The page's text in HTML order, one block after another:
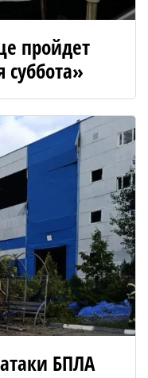
пройдет
суббота»
БПЛА